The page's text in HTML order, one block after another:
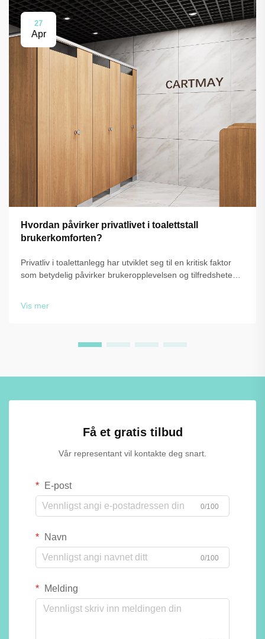
27
Apr
Hvordan påvirker privatlivet i toalettstall
brukerkomforten?
Privatliv i toalettanlegg har utviklet seg til en kritisk faktor
som betydelig påvirker brukeropplevelsen og tilfredsheten i
Vis mer
Få et gratis tilbud
Vår representant vil kontakte deg snart.
E-post
0/100
Navn
0/100
Melding